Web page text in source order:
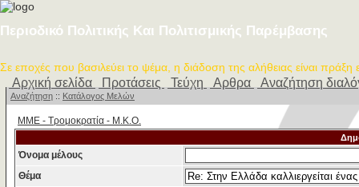
Περιοδικό Πολιτικής Και Πολιτισμικής Παρέμβασης
Σε εποχές που βασιλεύει το ψέμα, η διάδοση της αλήθειας είναι πράξη
Αρχική σελίδα Προτάσεις Τεύχη Αρθρα Αναζήτηση
Αναζήτηση :: Κατάλογος Μελών
MME - Τρομοκρατία - Μ.Κ.Ο.
Όνομα μέλους
Θέμα